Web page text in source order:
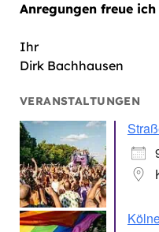
Anregungen freue ich
Ihr
Dirk Bachhausen
VERANSTALTUNGEN